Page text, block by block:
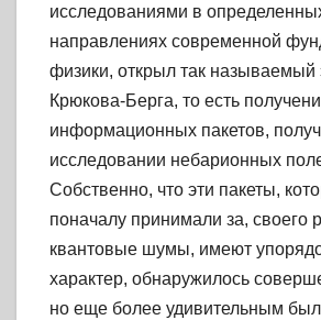
исследованиями в
направлениях современной
физики, открыл так
Крюкова-Берга, то есть
информационных пакетов,
исследовании небарионных
Собственно, что эти пакеты,
поначалу принимали за, своего
квантовые шумы, имеют
характер, обнаружилось
но еще более удивительным